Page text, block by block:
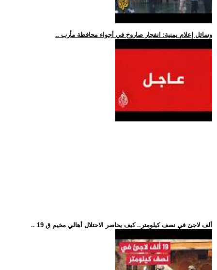
.. وسائل إعلام يمنية: انفجار صاروخ في أجواء محافظة مأرب
.. 19 ألف لاجئ في نصف كيلومتر.. كيف يحاصر الاحتلال أهالي مخيم ق